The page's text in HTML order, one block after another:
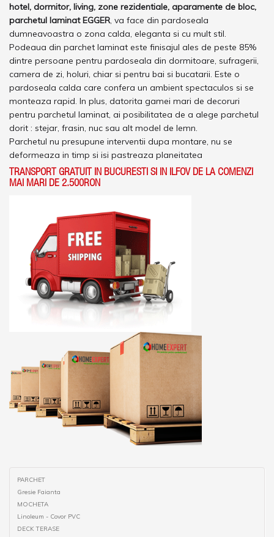
hotel, dormitor, living, zone rezidentiale, aparamente de bloc,
parchetul laminat EGGER, va face din pardoseala
dumneavoastra o zona calda, eleganta si cu mult stil.
Podeaua din parchet laminat este finisajul ales de peste 85%
dintre persoane pentru pardoseala din dormitoare, sufragerii,
camera de zi, holuri, chiar si pentru bai si bucatarii. Este o
pardoseala calda care confera un ambient spectaculos si se
monteaza rapid. In plus, datorita gamei mari de decoruri
pentru parchetul laminat, ai posibilitatea de a alege parchetul
dorit : stejar, frasin, nuc sau alt model de lemn.
Parchetul nu presupune interventii dupa montare, nu se
deformeaza in timp si isi pastreaza planeitatea
TRANSPORT GRATUIT IN BUCURESTI SI IN ILFOV DE LA COMENZI
MAI MARI DE 2.500RON
PARCHET
Gresie Faianta
MOCHETA
Linoleum - Covor PVC
DECK TERASE